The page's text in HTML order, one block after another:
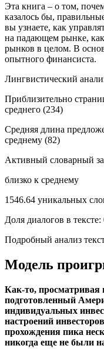
Эта книга – о том,
казалось бы,
вы узнаете, как
на падающем рынке,
рынков в целом. В
опытного финансиста.
Лингвистический
Приблизительно
среднего (234)
Средняя длина
среднему (82)
Активный словарный
близко к среднему
1546.64 уникальных
Доля диалогов в
Подробный анализ
Модель
Как-то, просматривая
подготовленный
индивидуальных
настроений
прохождения пика
никогда еще не были